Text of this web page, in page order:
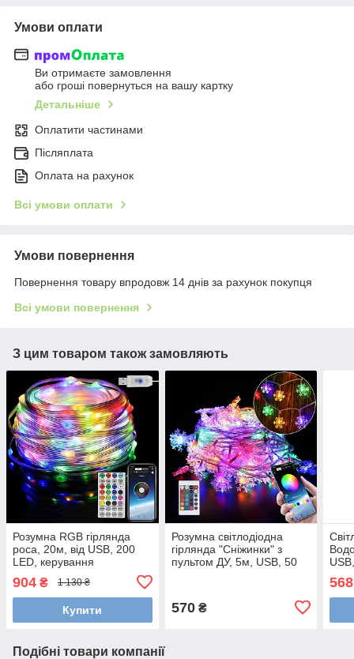
Умови оплати
Ви отримаєте замовлення
або гроші повернуться на вашу картку
Детальніше
Оплатити частинами
Післяплата
Оплата на рахунок
Всі умови оплати
Умови повернення
Повернення товару впродовж 14 днів за рахунок покупця
Всі умови повернення
З цим товаром також замовляють
Розумна RGB гірлянда
роса, 20м, від USB, 200
LED, керування
смартфоном + пульт ДК,
Bluetooth
904 ₴ 1 130 ₴
Купити
Розумна світлодіодна
гірлянда "Сніжинки" з
пультом ДУ, 5м, USB, 50
570₴
568
Подібні товари компанії